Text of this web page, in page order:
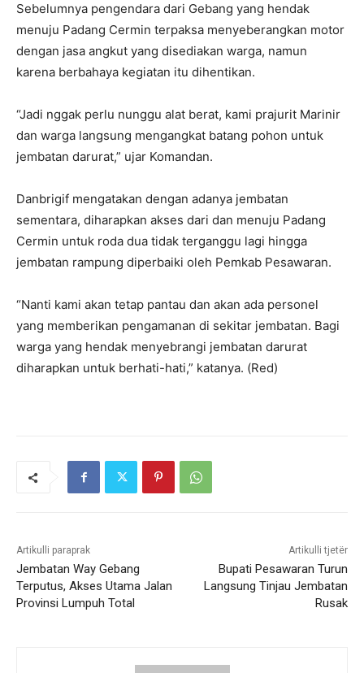
Sebelumnya pengendara dari Gebang yang hendak
menuju Padang Cermin terpaksa menyeberangkan motor
dengan jasa angkut yang disediakan warga, namun
karena berbahaya kegiatan itu dihentikan.
“Jadi nggak perlu nunggu alat berat, kami prajurit Marinir
dan warga langsung mengangkat batang pohon untuk
jembatan darurat,” ujar Komandan.
Danbrigif mengatakan dengan adanya jembatan
sementara, diharapkan akses dari dan menuju Padang
Cermin untuk roda dua tidak terganggu lagi hingga
jembatan rampung diperbaiki oleh Pemkab Pesawaran.
“Nanti kami akan tetap pantau dan akan ada personel
yang memberikan pengamanan di sekitar jembatan. Bagi
warga yang hendak menyebrangi jembatan darurat
diharapkan untuk berhati-hati,” katanya. (Red)
Artikulli paraprak
Jembatan Way Gebang
Terputus, Akses Utama Jalan
Provinsi Lumpuh Total
Artikulli tjetër
Bupati Pesawaran Turun
Langsung Tinjau Jembatan
Rusak